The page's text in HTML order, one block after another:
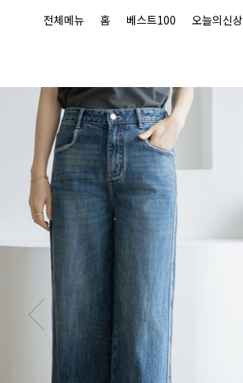
전체메뉴 홈 베스트100 오늘의신상